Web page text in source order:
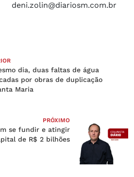
deni.zolin@diariosm.com.br
dia, duas faltas de água
por obras de duplicação
Maria
PRÓXIMO
se fundir e atingir
de R$ 2 bilhões